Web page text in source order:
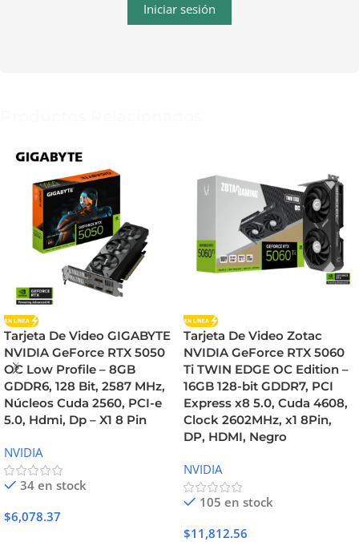
Iniciar sesión
Tarjeta De Video GIGABYTE
NVIDIA GeForce RTX 5050
OC Low Profile – 8GB
GDDR6, 128 Bit, 2587 MHz,
Núcleos Cuda 2560, PCI-e
5.0, Hdmi, Dp – X1 8 Pin
NVIDIA
34 en stock
$6,078.37
Tarjeta De Video Zotac
NVIDIA GeForce RTX 5060
Ti TWIN EDGE OC Edition –
16GB 128-bit GDDR7, PCI
Express x8 5.0, Cuda 4608,
Clock 2602MHz, x1 8Pin,
DP, HDMI, Negro
NVIDIA
105 en stock
$11,812.56